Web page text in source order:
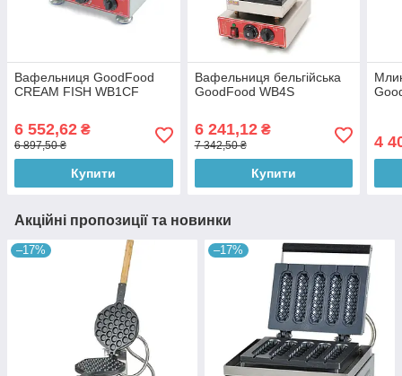
Вафельниця GoodFood
CREAM FISH WB1CF
6 552,62 ₴
6 897,50 ₴
Купити
Вафельниця бельгійська
GoodFood WB4S
6 241,12₴
7 342,50 ₴
Купити
4
Акційні пропозиції та новинки
–17% –17%